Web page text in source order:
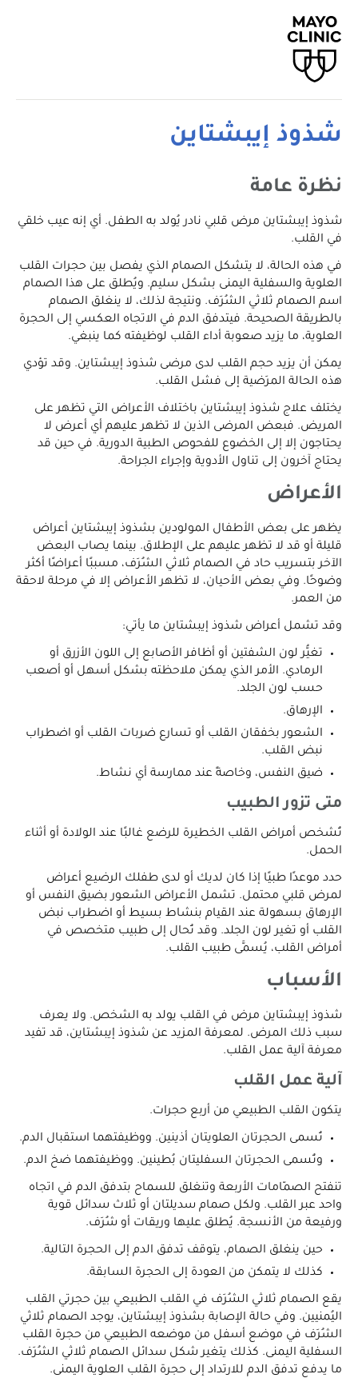
شذوذ إيبشتاين
نظرة عامة
شذوذ إيبشتاين مرض قلبي نادر يُولد به الطفل. أي إنه عيب خلقي
في القلب.
في هذه الحالة، لا يتشكل الصمام الذي يفصل بين حجرات القلب
العلوية والسفلية اليمنى بشكل سليم. ويُطلق على هذا الصمام
اسم الصمام ثلاثي الشُرَف. ونتيجة لذلك، لا ينغلق الصمام
بالطريقة الصحيحة. فيتدفق الدم في الاتجاه العكسي إلى الحجرة
العلوية، ما يزيد صعوبة أداء القلب لوظيفته كما ينبغي.
يمكن أن يزيد حجم القلب لدى مرضى شذوذ إيبشتاين. وقد تؤدي
هذه الحالة المرَضية إلى فشل القلب.
يختلف علاج شذوذ إيبشتاين باختلاف الأعراض التي تظهر على
المريض. فبعض المرضى الذين لا تظهر عليهم أي أعرض لا
يحتاجون إلا إلى الخضوع للفحوص الطبية الدورية. في حين قد
يحتاج آخرون إلى تناول الأدوية وإجراء الجراحة.
الأعراض
يظهر على بعض الأطفال المولودين بشذوذ إيبشتاين أعراض
قليلة أو قد لا تظهر عليهم على الإطلاق. بينما يصاب البعض
الآخر بتسريب حاد في الصمام ثلاثي الشُرَف، مسببًا أعراضًا أكثر
وضوحًا. وفي بعض الأحيان، لا تظهر الأعراض إلا في مرحلة لاحقة
من العمر.
وقد تشمل أعراض شذوذ إيبشتاين ما يأتي:
تغيُّر لون الشفتين أو أظافر الأصابع إلى اللون الأزرق أو
الرمادي. الأمر الذي يمكن ملاحظته بشكل أسهل أو أصعب
حسب لون الجلد.
الإرهاق.
الشعور بخفقان القلب أو تسارع ضربات القلب أو اضطراب
نبض القلب.
ضيق النفس، وخاصةً عند ممارسة أي نشاط.
متى تزور الطبيب
تُشخص أمراض القلب الخطيرة للرضع غالبًا عند الولادة أو أثناء
الحمل.
حدد موعدًا طبيًا إذا كان لديك أو لدى طفلك الرضيع أعراض
لمرض قلبي محتمل. تشمل الأعراض الشعور بضيق النفس أو
الإرهاق بسهولة عند القيام بنشاط بسيط أو اضطراب نبض
القلب أو تغير لون الجلد. وقد تُحال إلى طبيب متخصص في
أمراض القلب، يُسمَّى طبيب القلب.
الأسباب
شذوذ إيبشتاين مرض في القلب يولد به الشخص. ولا يعرف
سبب ذلك المرض. لمعرفة المزيد عن شذوذ إيبشتاين، قد تفيد
معرفة آلية عمل القلب.
آلية عمل القلب
يتكون القلب الطبيعي من أربع حجرات.
تُسمى الحجرتان العلويتان أذينين. ووظيفتهما استقبال الدم.
وتُسمى الحجرتان السفليتان بُطينين. ووظيفتهما ضخ الدم.
تنفتح الصمّامات الأربعة وتنغلق للسماح بتدفق الدم في اتجاه
واحد عبر القلب. ولكل صمام سديلتان أو ثلاث سدائل قوية
ورفيعة من الأنسجة. يُطلق عليها وريقات أو شُرَف.
حين ينغلق الصمام، يتوقف تدفق الدم إلى الحجرة التالية.
كذلك لا يتمكن من العودة إلى الحجرة السابقة.
يقع الصمام ثلاثي الشُرَف في القلب الطبيعي بين حجرتي القلب
اليُمنيين. وفي حالة الإصابة بشذوذ إيبشتاين، يوجد الصمام ثلاثي
الشُرَف في موضع أسفل من موضعه الطبيعي من حجرة القلب
السفلية اليمنى. كذلك يتغير شكل سدائل الصمام ثلاثي الشُرَف.
ما يدفع تدفق الدم للارتداد إلى حجرة القلب العلوية اليمنى.